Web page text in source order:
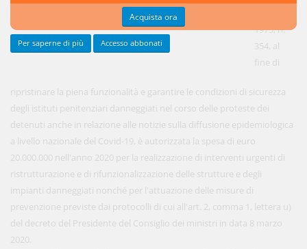
1975, n.
354, al
fine di
ripristinare la piena funzionalità e garantire le condizioni di sicurezza
degli istituti penitenziari danneggiati nel corso delle proteste dei
detenuti anche in relazione alle notizie sulla diffusione epidemiologica
a livello nazionale del Covid-19, è autorizzata la spesa di euro
20.000.000 nell'anno 2020 per la realizzazione di interventi urgenti di
ristrutturazione e di rifunzionalizzazione delle strutture e degli
impianti danneggiati nonché per l'attuazione delle misure di
prevenzione previste dai protocolli di cui all'art. 2, comma 1, lettera u)
del decreto del Presidente del Consiglio dei ministri in data 8 marzo
2020.
Acquista ora
Per saperne di più Accesso abbonati